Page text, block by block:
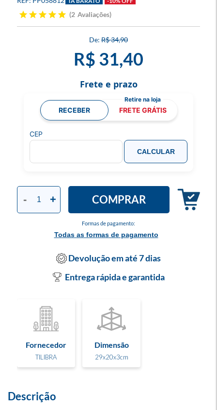
2 Avaliações
R$ 34,90
R$ 31,40
Formas de pagamento:
Todas as formas de pagamento
- + COMPRAR
Frete e prazo
RECEBER FRETE GRÁTIS
CEP
CALCULAR
Devolução em até 7 dias
Entrega rápida e garantida
Fornecedor
TILIBRA
Dimensão
29x20x3cm
Descrição